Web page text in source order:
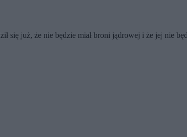
się już, że nie będzie miał broni jądrowej i że jej nie